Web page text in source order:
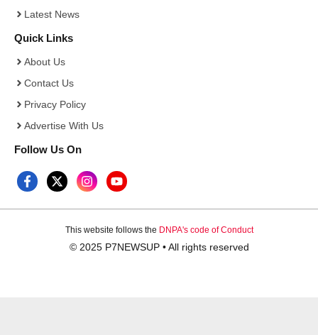
Latest News
Quick Links
About Us
Contact Us
Privacy Policy
Advertise With Us
Follow Us On
This website follows the DNPA's code of Conduct
© 2025 P7NEWSUP • All rights reserved